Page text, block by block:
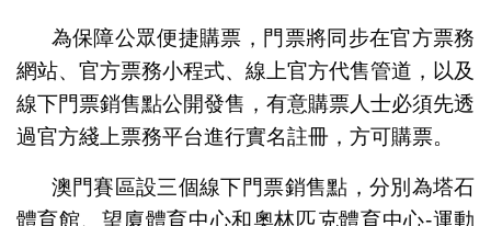
為保障公眾便捷購票，門票將同步在官方票務
網站、官方票務小程式、線上官方代售管道，以及
線下門票銷售點公開發售，有意購票人士必須先透
過官方綫上票務平台進行實名註冊，方可購票。
澳門賽區設三個線下門票銷售點，分別為塔石
體育館、望廈體育中心和奧林匹克體育中心-運動